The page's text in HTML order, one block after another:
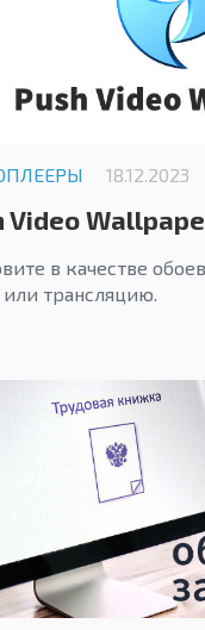
18.12.2023
Video
в качестве
трансляцию.